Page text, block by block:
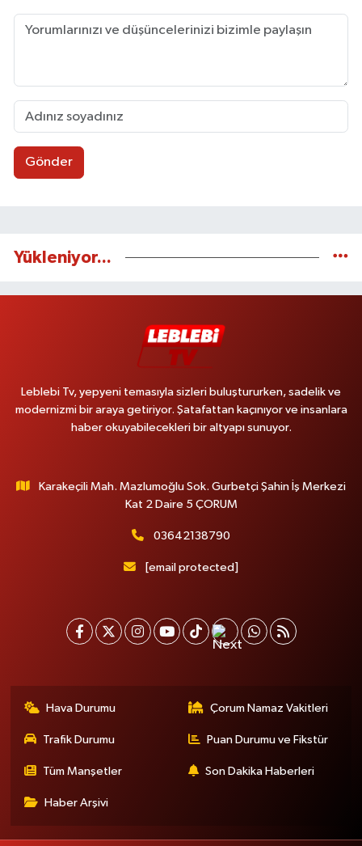
Gönder
Yükleniyor...
Leblebi Tv, yepyeni temasıyla sizleri buluştururken, sadelik ve
modernizmi bir araya getiriyor. Şatafattan kaçınıyor ve insanlara
haber okuyabilecekleri bir altyapı sunuyor.
Karakeçili Mah. Mazlumoğlu Sok. Gurbetçi Şahin İş Merkezi
Kat 2 Daire 5 ÇORUM
03642138790
[email protected]
Hava Durumu Çorum Namaz Vakitleri
Trafik Durumu Puan Durumu ve Fikstür
Tüm Manşetler Son Dakika Haberleri
Haber Arşivi